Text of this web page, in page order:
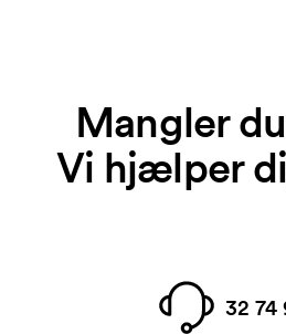
Mangler
Vi hjælper
32 74